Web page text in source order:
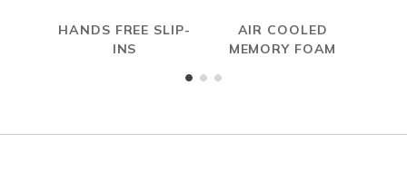
HANDS FREE SLIP-
INS
AIR COOLED
MEMORY FOAM